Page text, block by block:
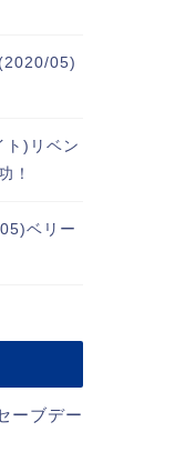
05)
ト)リベン
！
ベリー
ーブデー